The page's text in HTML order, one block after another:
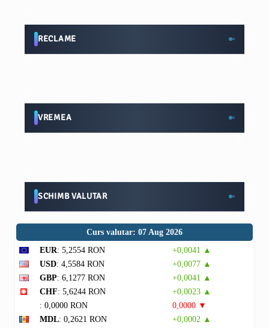
RECLAME
VREMEA
SCHIMB VALUTAR
Curs valutar: 07 Aug 2026
EUR: 5,2554 RON
+0,0041 ▲
USD: 4,5584 RON
+0,0077 ▲
GBP: 6,1277 RON
+0,0041 ▲
CHF: 5,6244 RON
+0,0023 ▲
: 0,0000 RON
0,0000 ▼
MDL: 0,2621 RON
+0,0002 ▲